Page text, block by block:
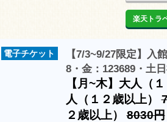
楽天トラ
電子チケット
【7/3~9/27限定】入
8・金：123689・土
【月~木】大人（
人（１２歳以上）
２歳以上）8030円